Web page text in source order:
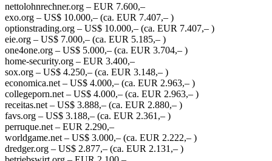
nettolohnrechner.org – EUR 7.600,–
exo.org – US$ 10.000,– (ca. EUR 7.407,– )
optionstrading.org – US$ 10.000,– (ca. EUR 7.407,– )
eie.org – US$ 7.000,– (ca. EUR 5.185,– )
one4one.org – US$ 5.000,– (ca. EUR 3.704,– )
home-security.org – EUR 3.400,–
sox.org – US$ 4.250,– (ca. EUR 3.148,– )
economica.net – US$ 4.000,– (ca. EUR 2.963,– )
collegeporn.net – US$ 4.000,– (ca. EUR 2.963,– )
receitas.net – US$ 3.888,– (ca. EUR 2.880,– )
favs.org – US$ 3.188,– (ca. EUR 2.361,– )
perruque.net – EUR 2.290,–
worldgame.net – US$ 3.000,– (ca. EUR 2.222,– )
dredger.org – US$ 2.877,– (ca. EUR 2.131,– )